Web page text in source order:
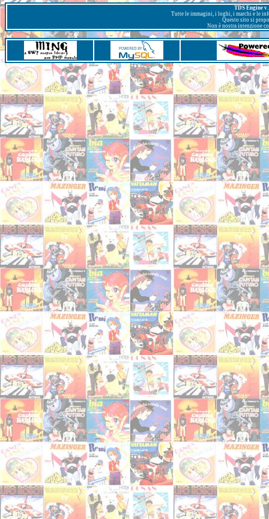
TDS Engine
Tutte le immagini, i loghi, i marchi e le
Questo sito si
Non è nostra intenzione